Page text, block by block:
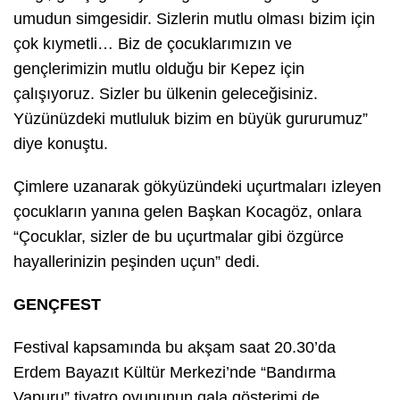
umudun simgesidir. Sizlerin mutlu olması bizim için
çok kıymetli… Biz de çocuklarımızın ve
gençlerimizin mutlu olduğu bir Kepez için
çalışıyoruz. Sizler bu ülkenin geleceğisiniz.
Yüzünüzdeki mutluluk bizim en büyük gururumuz”
diye konuştu.
Çimlere uzanarak gökyüzündeki uçurtmaları izleyen
çocukların yanına gelen Başkan Kocagöz, onlara
“Çocuklar, sizler de bu uçurtmalar gibi özgürce
hayallerinizin peşinden uçun” dedi.
GENÇFEST
Festival kapsamında bu akşam saat 20.30’da
Erdem Bayazıt Kültür Merkezi’nde “Bandırma